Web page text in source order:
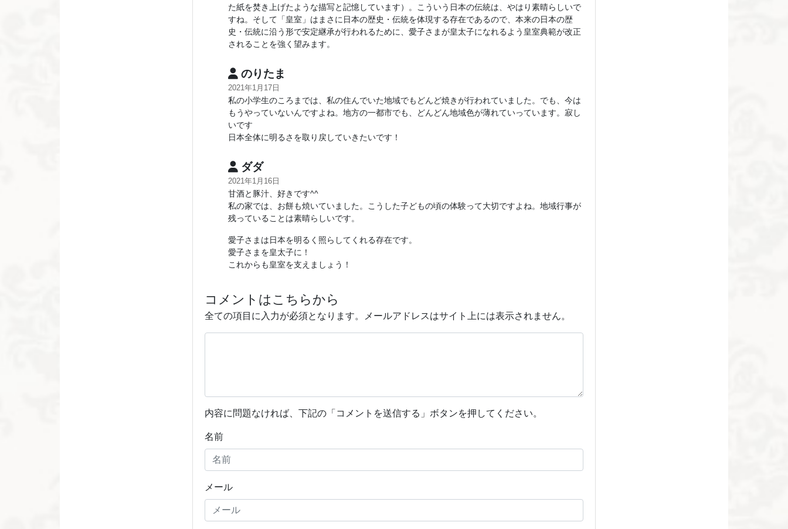
た紙を焚き上げたような描写と記憶しています）。こういう日本の伝統は、やはり素晴らしいで
すね。そして「皇室」はまさに日本の歴史・伝統を体現する存在であるので、本来の日本の歴
史・伝統に沿う形で安定継承が行われるために、愛子さまが皇太子になれるよう皇室典範が改正
されることを強く望みます。
のりたま
2021年1月17日
私の小学生のころまでは、私の住んでいた地域でもどんど焼きが行われていました。でも、今は
もうやっていないんですよね。地方の一都市でも、どんどん地域色が薄れていっています。寂し
いです
日本全体に明るさを取り戻していきたいです！
ダダ
2021年1月16日
甘酒と豚汁、好きです^^
私の家では、お餅も焼いていました。こうした子どもの頃の体験って大切ですよね。地域行事が
残っていることは素晴らしいです。
愛子さまは日本を明るく照らしてくれる存在です。
愛子さまを皇太子に！
これからも皇室を支えましょう！
コメントはこちらから
全ての項目に入力が必須となります。メールアドレスはサイト上には表示されません。
内容に問題なければ、下記の「コメントを送信する」ボタンを押してください。
名前
メール